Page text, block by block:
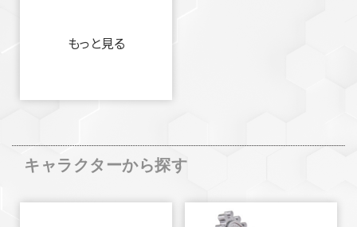
もっと見る
キャラクターから探す